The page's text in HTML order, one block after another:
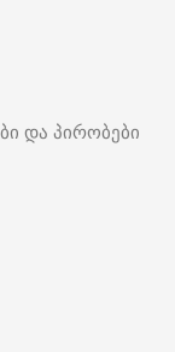
და პირობები